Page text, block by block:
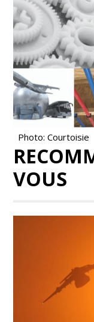
Photo: Courtoisie
VOUS